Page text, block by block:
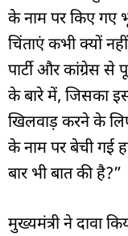
के नाम पर किए गए
चिंताएं कभी क्यों
पार्टी और कांग्रेस से
के बारे में, जिसका
खिलवाड़ करने के
के नाम पर बेची गई
बार भी बात की है?”
मुख्यमंत्री ने दावा